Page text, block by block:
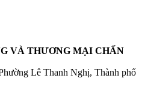
VÀ THƯƠNG MẠI CHẤN
Lê Thanh Nghị, Thành phố